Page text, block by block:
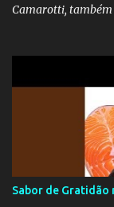
Camarotti, também
a publicação, a
analisada pelos
recolhimento.
dos estados.
Sabor de Gratidão